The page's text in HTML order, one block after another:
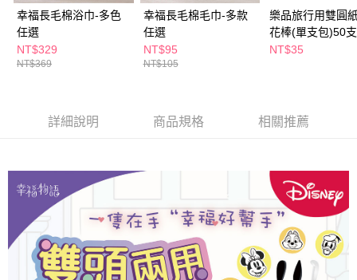
https://aftee.tw/terms/#terms3
３．未成年的使用者請事先徵得法定代理人或監護人之同意方可使用
「AFTEE先享後付」，若未經同意申辦者引起之損失，本公司不負相關責
任。
４．使用「AFTEE先享後付」時，將依據個別帳號之用戶狀況，依本公司即
恩沛科技股份有限公司將有權停止該用戶之使用額度並採取法律行動。
宅配(本島)
每筆NT$100，滿NT$790(含以上)免運費
幸福長毛棉浴巾-多色
任選
NT$329
NT$369
幸福長毛棉毛巾-多款
任選
NT$95
NT$105
樂品旅行用雙圓
花棒(單支包)50支
NT$35
詳細說明 商品規格 相關推薦